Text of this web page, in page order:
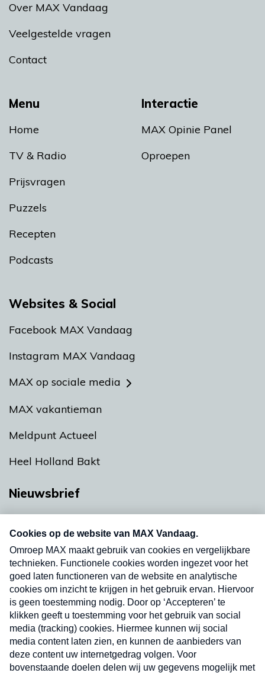
Menu
Home
TV & Radio
Prijsvragen
Puzzels
Recepten
Podcasts
Interactie
MAX Opinie Panel
Oproepen
Over MAX Vandaag
Veelgestelde vragen
Contact
Websites & Social
Facebook MAX Vandaag
Instagram MAX Vandaag
MAX op sociale media
MAX vakantieman
Meldpunt Actueel
Heel Holland Bakt
Nieuwsbrief
Neem hier een gratis abonnement op onze
nieuwsbrief. Elke vrijdag- en dinsdagochtend in
uw mailbox.
Verzend